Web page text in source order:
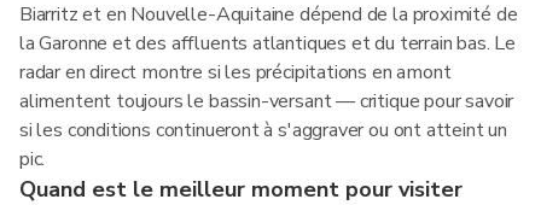
Biarritz et en Nouvelle-Aquitaine dépend de la proximité de
la Garonne et des affluents atlantiques et du terrain bas. Le
radar en direct montre si les précipitations en amont
alimentent toujours le bassin-versant — critique pour savoir
si les conditions continueront à s'aggraver ou ont atteint un
pic.
Quand est le meilleur moment pour visiter